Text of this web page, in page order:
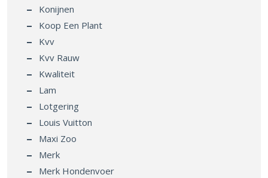
Konijnen
Koop Een Plant
Kvv
Kvv Rauw
Kwaliteit
Lam
Lotgering
Louis Vuitton
Maxi Zoo
Merk
Merk Hondenvoer